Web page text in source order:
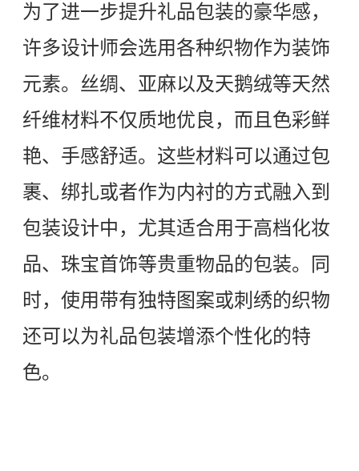
为了进一步提升礼品包装的豪华感，
许多设计师会选用各种织物作为装饰
元素。丝绸、亚麻以及天鹅绒等天然
纤维材料不仅质地优良，而且色彩鲜
艳、手感舒适。这些材料可以通过包
裹、绑扎或者作为内衬的方式融入到
包装设计中，尤其适合用于高档化妆
品、珠宝首饰等贵重物品的包装。同
时，使用带有独特图案或刺绣的织物
还可以为礼品包装增添个性化的特
色。